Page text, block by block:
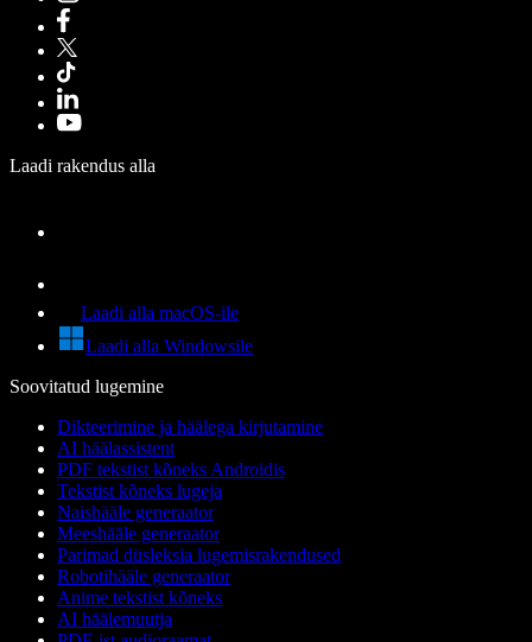
Laadi rakendus alla
Laadi alla macOS-ile
Laadi alla Windowsile
Soovitatud lugemine
Dikteerimine ja häälega kirjutamine
AI häälassistent
PDF tekstist kõneks Androidis
Tekstist kõneks lugeja
Naishääle generaator
Meeshääle generaator
Parimad düsleksia lugemisrakendused
Robotihääle generaator
Anime tekstist kõneks
AI häälemuutja